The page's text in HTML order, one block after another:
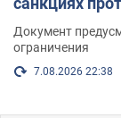
Документ
ограничения
7.08.2026 22:38